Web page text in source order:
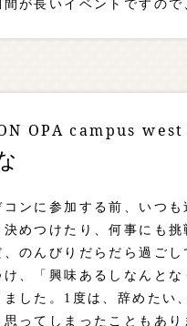
間が長いイベントですの
OPA campus west
コンに参加する前、いつ
決めつけたり、何事にも
、のんびりだらだら過ご
け、「興味あるしなんと
ました。1度は、辞めたい
思ってしまったこともあ